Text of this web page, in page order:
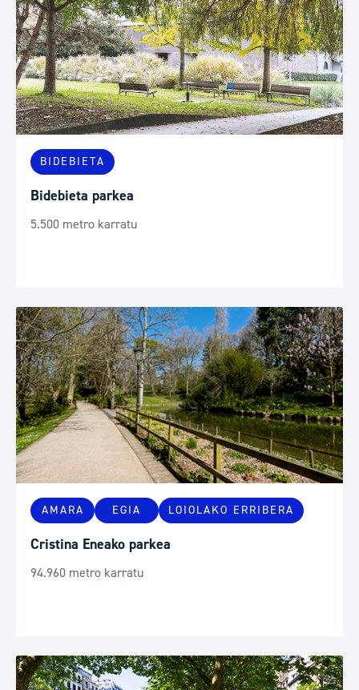
BIDEBIETA
Bidebieta parkea
5.500 metro karratu
AMARA EGIA LOIOLAKO ERRIBERA
Cristina Eneako parkea
94.960 metro karratu